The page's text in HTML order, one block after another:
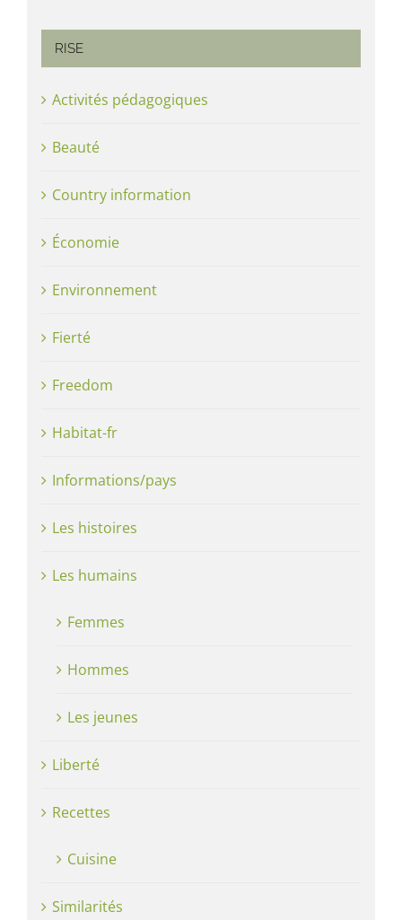
RISE
Activités pédagogiques
Beauté
Country information
Économie
Environnement
Fierté
Freedom
Habitat-fr
Informations/pays
Les histoires
Les humains
Femmes
Hommes
Les jeunes
Liberté
Recettes
Cuisine
Similarités